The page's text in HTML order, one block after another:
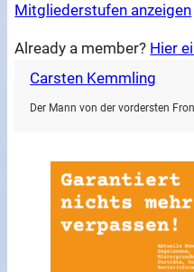
Mitgliederstufen anzeigen
Already a member? Hier
Carsten Kemmling
Der Mann von der vordersten